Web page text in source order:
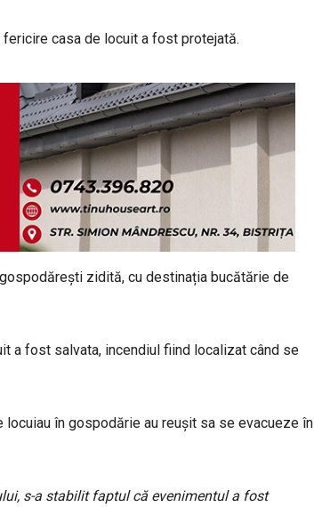
casa de locuit a fost protejată.
zidită, cu destinația bucătărie de
a fost salvata, incendiul fiind localizat când se
în gospodărie au reușit sa se evacueze în
s-a stabilit faptul că evenimentul a fost